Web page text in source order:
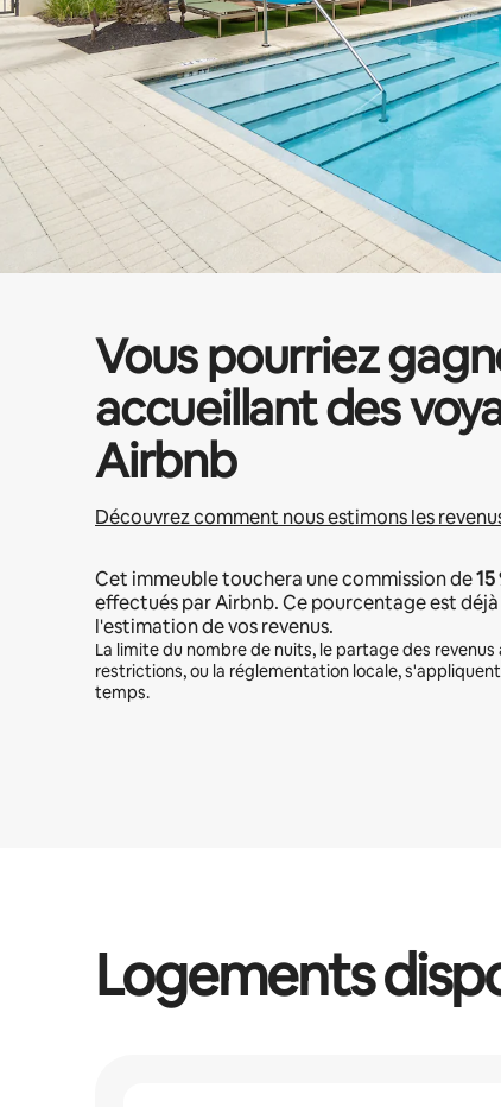
Vous pourriez
accueillant des
Airbnb
Découvrez comment nous estimons les
Cet immeuble touchera une commission de15
effectués par Airbnb. Ce pourcentage est
l'estimation de vos revenus.
La limite du nombre de nuits, le partage des
restrictions, ou la réglementation locale,
temps.
Logements